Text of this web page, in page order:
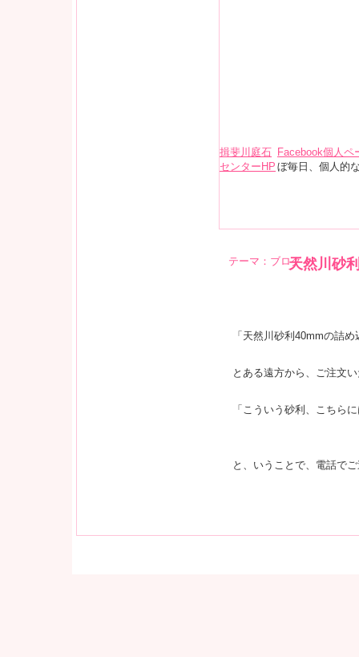
揖斐川庭石
センターHP
Facebook個人ペ
ぼ毎日、個人的
天然川砂
テーマ： ブログ
「天然川砂利40mmの詰め
とある遠方から、ご注文
「こういう砂利、こちら
と、いうことで、電話で